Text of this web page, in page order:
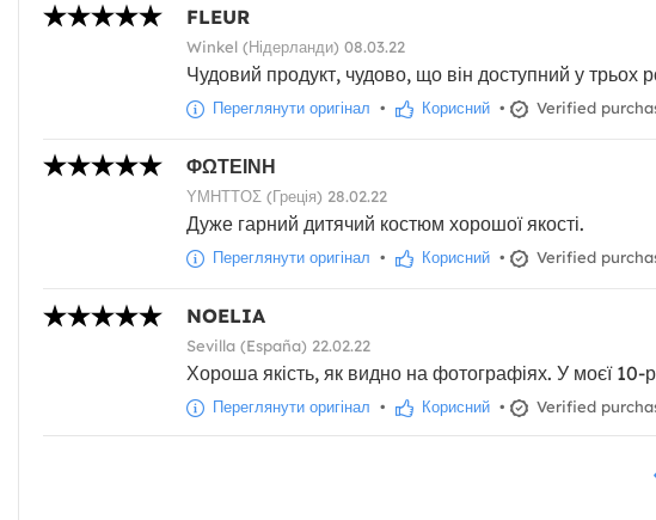
FLEUR
Winkel (Нідерланди) 08.03.22
Чудовий продукт, чудово, що він доступний у трьох
Переглянути оригінал • Корисний • Verified
ΦΩΤΕΙΝΗ
ΥΜΗΤΤΟΣ (Греція) 28.02.22
Дуже гарний дитячий костюм хорошої якості.
Переглянути оригінал • Корисний • Verified
NOELIA
Sevilla (España) 22.02.22
Хороша якість, як видно на фотографіях. У моєї 10-
Переглянути оригінал • Корисний • Verified